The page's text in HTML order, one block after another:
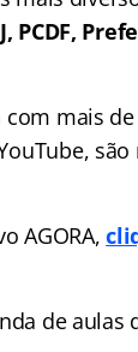
PCDF,
com mais
são
AGORA,
de aulas